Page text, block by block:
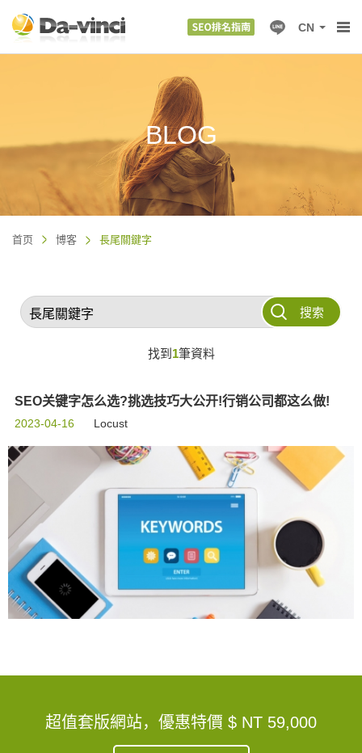
CN
BLOG
首页 博客 長尾關鍵字
搜索
找到 1筆資料
SEO关键字怎么选?挑选技巧大公开!行销公司都这么做!
2023-04-16 Locust
超值套版網站，優惠特價 $ NT 59,000